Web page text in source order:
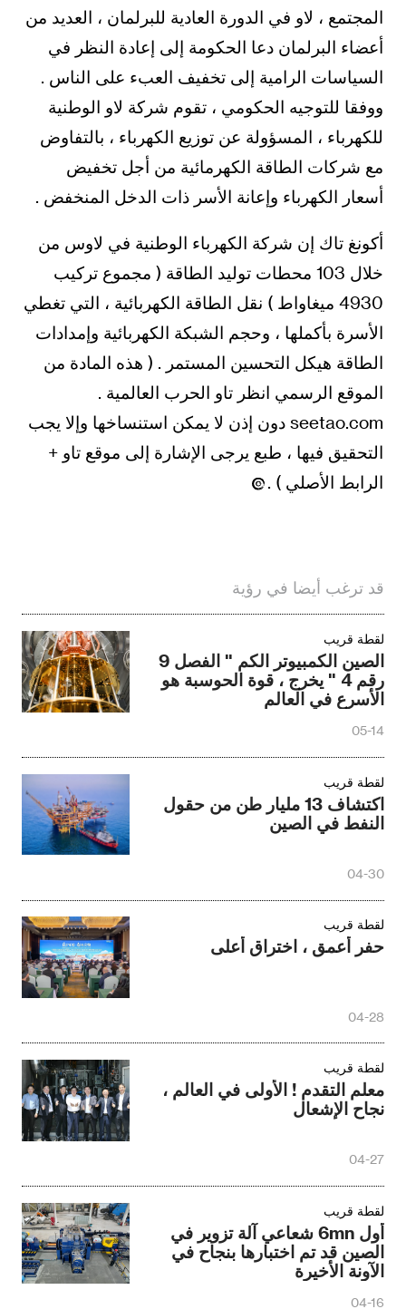
المجتمع ، لاو في الدورة العادية للبرلمان ، العديد من
أعضاء البرلمان دعا الحكومة إلى إعادة النظر في
السياسات الرامية إلى تخفيف العبء على الناس .
ووفقا للتوجيه الحكومي ، تقوم شركة لاو الوطنية
للكهرباء ، المسؤولة عن توزيع الكهرباء ، بالتفاوض
مع شركات الطاقة الكهرمائية من أجل تخفيض
أسعار الكهرباء وإعانة الأسر ذات الدخل المنخفض .
أكونغ تاك إن شركة الكهرباء الوطنية في لاوس من
خلال 103 محطات توليد الطاقة ( مجموع تركيب
4930 ميغاواط ) نقل الطاقة الكهربائية ، التي تغطي
الأسرة بأكملها ، وحجم الشبكة الكهربائية وإمدادات
الطاقة هيكل التحسين المستمر . ( هذه المادة من
الموقع الرسمي انظر تاو الحرب العالمية .
seetao.com دون إذن لا يمكن استنساخها وإلا يجب
التحقيق فيها ، طبع يرجى الإشارة إلى موقع تاو +
الرابط الأصلي ) .
قد ترغب أيضا في رؤية
لقطة قريب
الصين الكمبيوتر الكم " الفصل 9
رقم 4 " يخرج ، قوة الحوسبة هو
الأسرع في العالم
05-14
لقطة قريب
اكتشاف 13 مليار طن من حقول
النفط في الصين
04-30
لقطة قريب
حفر أعمق ، اختراق أعلى
04-28
لقطة قريب
معلم التقدم ! الأولى في العالم ،
نجاح الإشعال
04-27
لقطة قريب
أول 6mn شعاعي آلة تزوير في
الصين قد تم اختبارها بنجاح في
الآونة الأخيرة
04-16